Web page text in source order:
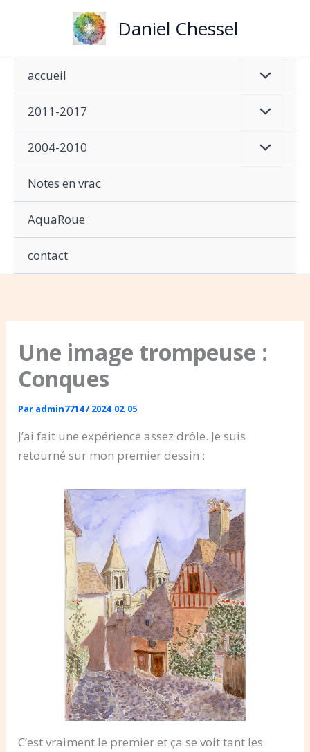
Daniel Chessel
accueil
2011-2017
2004-2010
Notes en vrac
AquaRoue
contact
Une image trompeuse :
Conques
Par admin7714/2024_02_05
J’ai fait une expérience assez drôle. Je suis
retourné sur mon premier dessin :
C’est vraiment le premier et ça se voit tant les